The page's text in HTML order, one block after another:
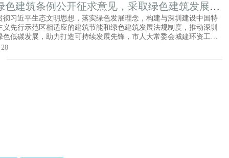
色建筑条例公开征求意见，采取绿色建筑发展技
的建筑面积不计入容积率
彻习近平生态文明思想，落实绿色发展理念，构建与深圳建设中国特
义先行示范区相适应的建筑节能和绿色建筑发展法规制度，推动深圳
色低碳发展，助力打造可持续发展先锋，市人大常委会城建环资工委
了《深圳经济特区绿色建筑条例（草案征求意见稿）》（以下简称